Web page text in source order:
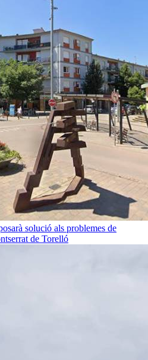
solució als problemes de
de Torelló